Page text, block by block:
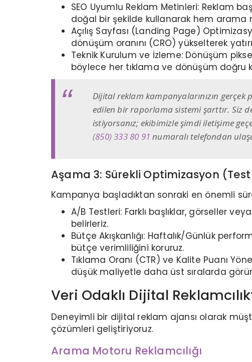
SEO Uyumlu Reklam Metinleri: Reklam
doğal bir şekilde kullanarak hem arama
Açılış Sayfası (Landing Page)
dönüşüm oranını (CRO) yükselterek
Teknik Kurulum ve İzleme: Dönüşüm
böylece her tıklama ve dönüşüm doğru
Dijital reklam kampanyalarınızın
edilen bir raporlama sistemi şarttır. Siz
istiyorsanız; ekibimizle şimdi iletişime
(850) 333 80 91 numaralı telefondan
Aşama 3: Sürekli Optimizasyon
Kampanya başladıktan sonraki en önemli
A/B Testleri: Farklı başlıklar, görseller
belirleriz.
Bütçe Akışkanlığı: Haftalık/Günlük
bütçe verimliliğini koruruz.
Tıklama Oranı (CTR) ve Kalite Puanı
düşük maliyetle daha üst sıralarda
Veri Odaklı Dijital
Deneyimli bir dijital reklam ajansı olarak
çözümleri geliştiriyoruz.
Arama Motoru Reklamcılığı